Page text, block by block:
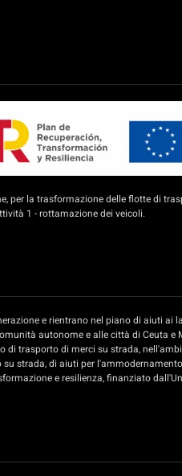
per la trasformazione delle flotte di
1 - rottamazione dei veicoli.
e rientrano nel piano di aiuti ai
autonome e alle città di Ceuta
trasporto di merci su strada,
strada, di aiuti per
e resilienza, finanziato